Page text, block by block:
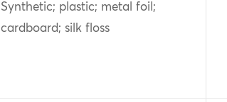
Synthetic; plastic; metal foil;
cardboard; silk floss